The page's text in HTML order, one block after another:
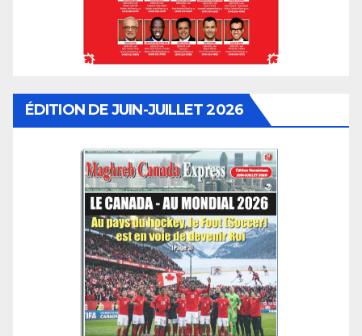
ÉDITION DE JUIN-JUILLET 2026